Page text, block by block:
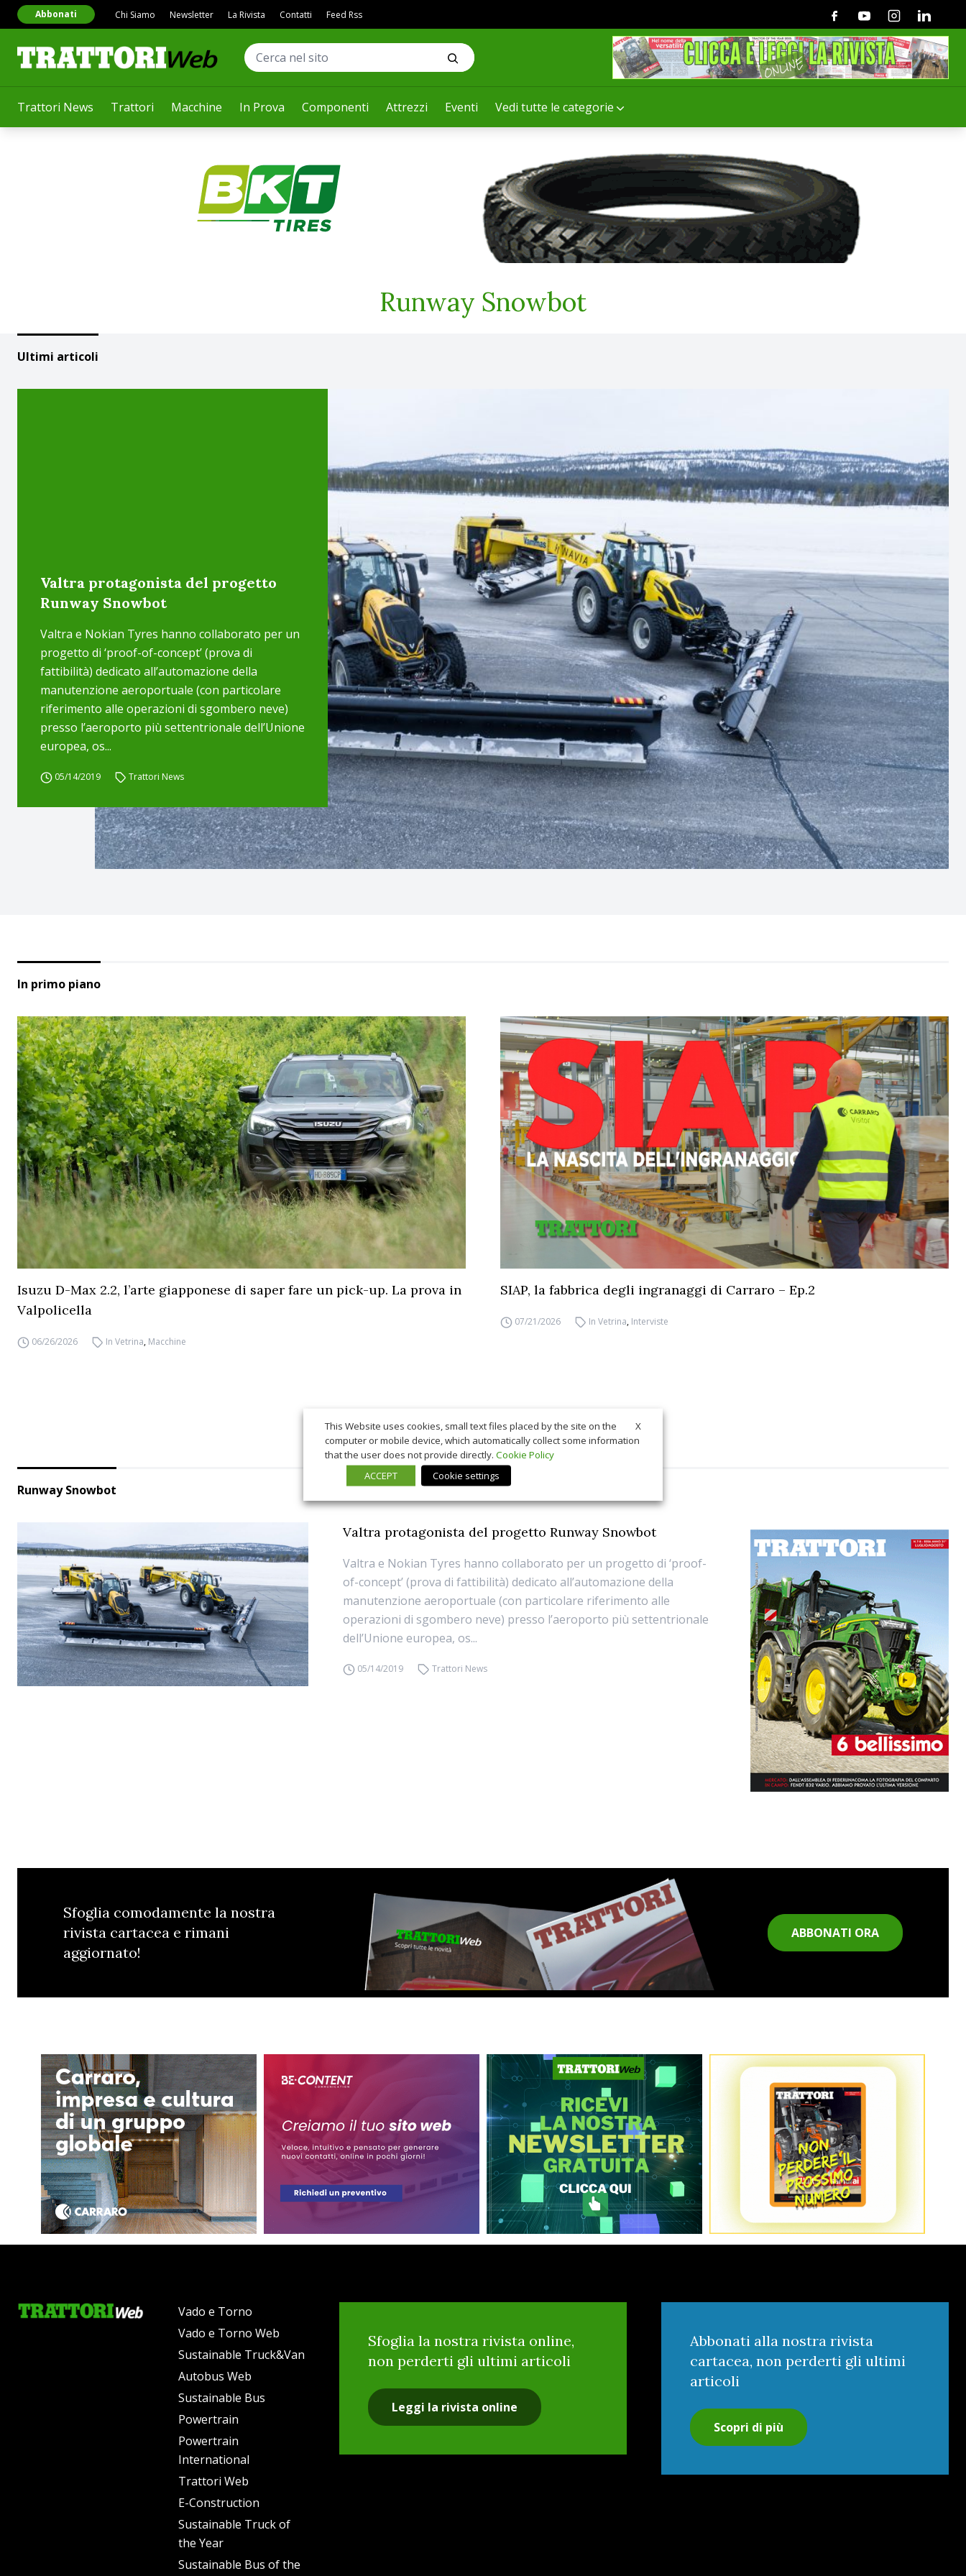
Trattori News Trattori Macchine In Prova Componenti Attrezzi Eventi Vedi tutte le categorie
Abbonati Chi Siamo Newsletter La Rivista Contatti Feed Rss FacebookYoutubeInstagramLinkedin
Runway Snowbot
Ultimi articoli
Valtra protagonista del progetto
Runway Snowbot
Valtra e Nokian Tyres hanno collaborato per un
progetto di ‘proof-of-concept’ (prova di
fattibilità) dedicato all’automazione della
manutenzione aeroportuale (con particolare
riferimento alle operazioni di sgombero neve)
presso l’aeroporto più settentrionale dell’Unione
europea, os...
05/14/2019 Trattori News
In primo piano
Isuzu D-Max 2.2, l’arte giapponese di saper fare un pick-up. La prova in
Valpolicella
06/26/2026 In Vetrina, Macchine
SIAP, la fabbrica degli ingranaggi di Carraro – Ep.2
07/21/2026 In Vetrina, Interviste
Runway Snowbot
Valtra protagonista del progetto Runway Snowbot
Valtra e Nokian Tyres hanno collaborato per un progetto di ‘proof-
of-concept’ (prova di fattibilità) dedicato all’automazione della
manutenzione aeroportuale (con particolare riferimento alle
operazioni di sgombero neve) presso l’aeroporto più settentrionale
dell’Unione europea, os...
05/14/2019 Trattori News
Sfoglia comodamente la nostra
rivista cartacea e rimani
aggiornato!
ABBONATI ORA
Vado e Torno
Vado e Torno Web
Sustainable Truck&Van
Autobus Web
Sustainable Bus
Powertrain
Powertrain
International
Trattori Web
E-Construction
Sustainable Truck of
the Year
Sustainable Bus of the
Sfoglia la nostra rivista online,
non perderti gli ultimi articoli
Leggi la rivista online
Abbonati alla nostra rivista
cartacea, non perderti gli ultimi
articoli
Scopri di più
X
This Website uses cookies, small text files placed by the site on the
computer or mobile device, which automatically collect some information
that the user does not provide directly. Cookie Policy
ACCEPT
Cookie settings